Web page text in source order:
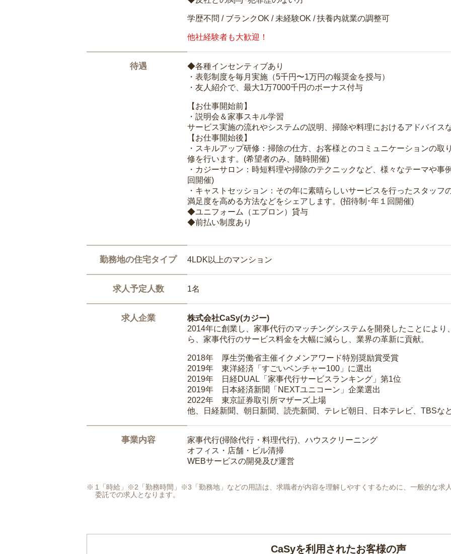
学歴不問 / ブランクOK / 未経験OK / 扶養内就業の調整可
他社経験者も大歓迎！
待遇
◆各種インセンティブあり
・表彰制度を毎月実施（5千円〜1万円の報奨金を授与）
・友人紹介で、最大1万7000千円のボーナス付与
【お仕事開始前】
・説明会＆家事スキル学習
サービス実施の流れやシステムの説明、掃除や料理におけるアドバイス
【お仕事開始後】
・スキルアップ研修：掃除の仕方、お客様とのコミュニケーションの
修を行います。(希望者のみ、随時開催)
・カジーサロン：時短料理や掃除のテクニックなど、様々なテーマや事
回開催)
・キャストセッション：その年に素晴らしいサービスを行ったスタッ
満足度を高める方法などをシェアします。(招待制･年１回開催)
◆ユニフォーム（エプロン）貸与
◆前払い制度あり
勤務地の住宅タイプ 4LDK以上のマンション
求人予定人数 1名
求人企業
株式会社CaSy(カジー)
2014年に創業し、家事代行のマッチングシステムを開発したことによ
ら、家事代行のサービス料金を大幅に減らし、業界の革新に貢献。
2018年 厚生労働省主催イクメンアワード特別奨励賞受賞
2019年 東洋経済「すごいベンチャー100」に選出
2019年 日経DUAL「家事代行サービスランキング」第1位
2019年 日本経済新聞「NEXTユニコーン」企業選出
2022年 東京証券取引所マザーズ上場
他、日経新聞、朝日新聞、読売新聞、テレビ朝日、日本テレビ、TBSな
事業内容
家事代行(掃除代行・料理代行)、ハウスクリーニング
オフィス・店舗・ビル清掃
WEBサービスの開発及び運営
1「時給」※2「勤務時間」※3「勤務地」などの用語は、求職者が内容を理解しやすくするために、一般的な求
委託での求人となります。
CaSyを利用されたお客様の声